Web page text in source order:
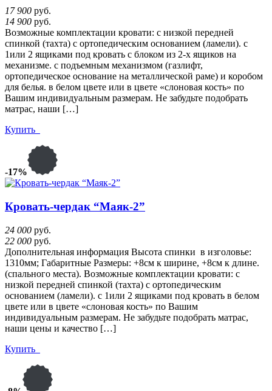
17 900 руб.
14 900 руб.
Возможные комплектации кровати: с низкой передней
спинкой (тахта) с ортопедическим основанием (ламели). с
1или 2 ящиками под кровать с блоком из 2-х ящиков на
механизме. с подъемным механизмом (газлифт,
ортопедическое основание на металлической раме) и коробом
для белья. в белом цвете или в цвете «слоновая кость» по
Вашим индивидуальным размерам. Не забудьте подобрать
матрас, наши […]
Купить
-17%
Кровать-чердак “Маяк-2”
24 000 руб.
22 000 руб.
Дополнительная информация Высота спинки в изголовье:
1310мм; Габаритные Размеры: +8см к ширине, +8см к длине.
(спального места). Возможные комплектации кровати: с
низкой передней спинкой (тахта) с ортопедическим
основанием (ламели). с 1или 2 ящиками под кровать в белом
цвете или в цвете «слоновая кость» по Вашим
индивидуальным размерам. Не забудьте подобрать матрас,
наши цены и качество […]
Купить